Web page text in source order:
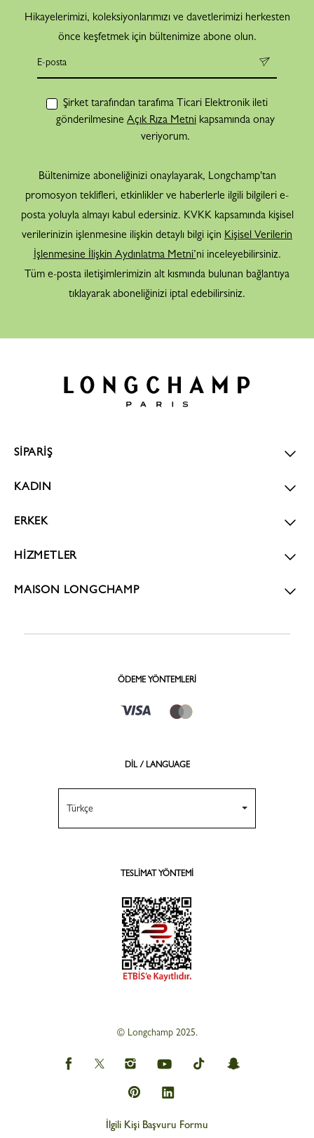
Hikayelerimizi, koleksiyonlarımızı ve davetlerimizi herkesten
önce keşfetmek için bültenimize abone olun.
Şirket tarafından tarafıma Ticari Elektronik ileti
gönderilmesine Açık Rıza Metni kapsamında onay
veriyorum.
Bültenimize aboneliğinizi onaylayarak, Longchamp'tan
promosyon teklifleri, etkinlikler ve haberlerle ilgili bilgileri e-
posta yoluyla almayı kabul edersiniz. KVKK kapsamında kişisel
verilerinizin işlenmesine ilişkin detaylı bilgi için Kişisel Verilerin
İşlenmesine İlişkin Aydınlatma Metni’ni inceleyebilirsiniz.
Tüm e-posta iletişimlerimizin alt kısmında bulunan bağlantıya
tıklayarak aboneliğinizi iptal edebilirsiniz.
SİPARİŞ
KADIN
ERKEK
HİZMETLER
MAISON LONGCHAMP
ÖDEME YÖNTEMLERI
DİL / LANGUAGE
Türkçe
TESLIMAT YÖNTEMI
© Longchamp 2025.
İlgili Kişi Başvuru Formu